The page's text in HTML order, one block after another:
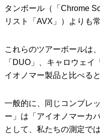
タンボール（「Chrome
リスト「AVX」）よりも常
これらのツアーボールは
「DUO」、キャロウェ
イオノマー製品と比べる
一般的に、同じコンプレ
ー」は「アイオノマーカ
として、私たちの測定で